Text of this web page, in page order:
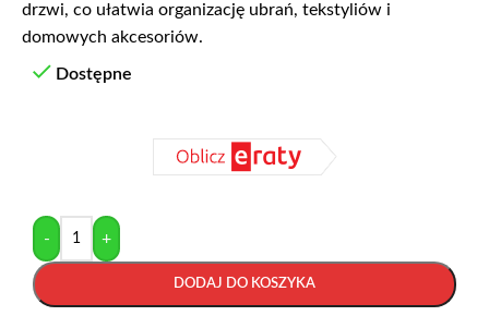
drzwi, co ułatwia organizację ubrań, tekstyliów i
domowych akcesoriów.
Dostępne
- +
DODAJ DO KOSZYKA